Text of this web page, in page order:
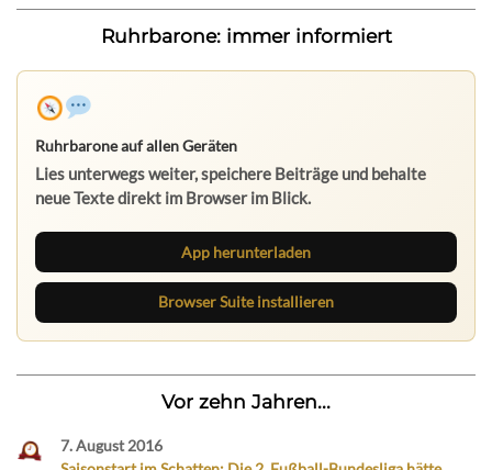
Ruhrbarone: immer informiert
Ruhrbarone auf allen Geräten
Lies unterwegs weiter, speichere Beiträge und behalte
neue Texte direkt im Browser im Blick.
App herunterladen
Browser Suite installieren
Vor zehn Jahren...
7. August 2016